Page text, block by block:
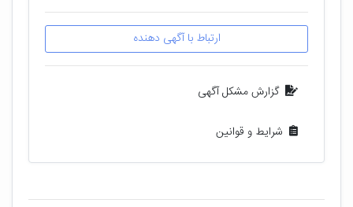
ارتباط با آگهی دهنده
گزارش مشکل آگهی
شرایط و قوانین